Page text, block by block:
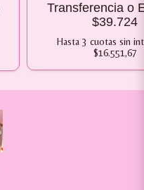
Transferencia o
$39.724
Hasta 3 cuotas sin
$16.551,67